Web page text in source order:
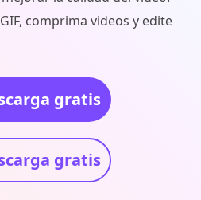
comprima videos y edite
gratis
gratis